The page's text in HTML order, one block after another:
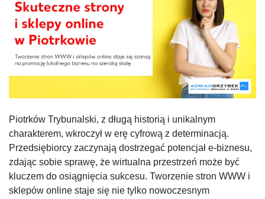
Piotrków Trybunalski, z długą historią i unikalnym
charakterem, wkroczył w erę cyfrową z determinacją.
Przedsiębiorcy zaczynają dostrzegać potencjał e-biznesu,
zdając sobie sprawę, że wirtualna przestrzeń może być
kluczem do osiągnięcia sukcesu. Tworzenie stron WWW i
sklepów online staje się nie tylko nowoczesnym